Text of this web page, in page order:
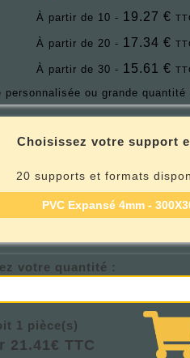
À partir de 10 - 19.27 €
À partir de 20 - 17.34 €
À partir de 30 - 15.61 €
personnalisée ou grande quantité
Choisissez votre support
20 supports et formats
PVC Expansé 4mm -
votre quantité :
1 pièce(s)
21.41€ TTC